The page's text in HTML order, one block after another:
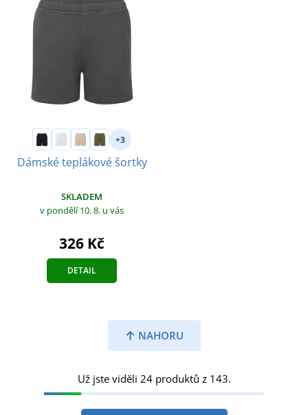
+3
Dámské teplákové šortky
SKLADEM
v pondělí 10. 8. u vás
326 Kč
DETAIL
NAHORU
Už jste viděli 24 produktů z 143.